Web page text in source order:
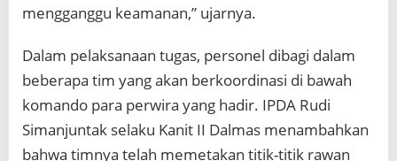
mengganggu keamanan,” ujarnya.
Dalam pelaksanaan tugas, personel dibagi dalam
beberapa tim yang akan berkoordinasi di bawah
komando para perwira yang hadir. IPDA Rudi
Simanjuntak selaku Kanit II Dalmas menambahkan
bahwa timnya telah memetakan titik-titik rawan